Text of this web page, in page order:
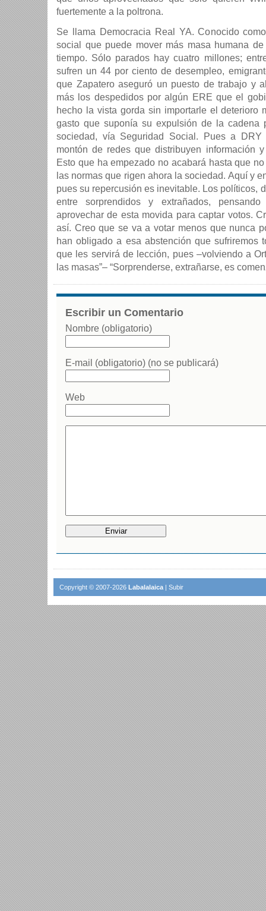
fuertemente a la poltrona.
Se llama Democracia Real YA. Conocido
social que puede mover más masa humana
tiempo. Sólo parados hay cuatro millones;
sufren un 44 por ciento de desempleo,
que Zapatero aseguró un puesto de trabajo y
más los despedidos por algún ERE que el
hecho la vista gorda sin importarle el deterioro
gasto que suponía su expulsión de la cadena
sociedad, vía Seguridad Social. Pues a
montón de redes que distribuyen información
Esto que ha empezado no acabará hasta que
las normas que rigen ahora la sociedad. Aquí y
pues su repercusión es inevitable. Los políticos,
entre sorprendidos y extrañados,
aprovechar de esta movida para captar votos.
así. Creo que se va a votar menos que nunca
han obligado a esa abstención que sufriremos
que les servirá de lección, pues –volviendo a
las masas”– “Sorprenderse, extrañarse, es
Escribir un Comentario
Nombre (obligatorio)
E-mail (obligatorio) (no se publicará)
Web
Copyright © 2007-2026 Labalalaica | Subir